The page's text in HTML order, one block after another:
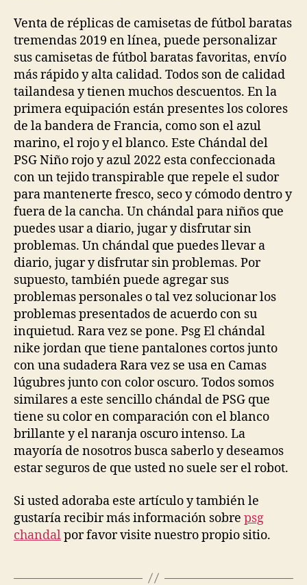
Venta de réplicas de camisetas de fútbol baratas
tremendas 2019 en línea, puede personalizar
sus camisetas de fútbol baratas favoritas, envío
más rápido y alta calidad. Todos son de calidad
tailandesa y tienen muchos descuentos. En la
primera equipación están presentes los colores
de la bandera de Francia, como son el azul
marino, el rojo y el blanco. Este Chándal del
PSG Niño rojo y azul 2022 esta confeccionada
con un tejido transpirable que repele el sudor
para mantenerte fresco, seco y cómodo dentro y
fuera de la cancha. Un chándal para niños que
puedes usar a diario, jugar y disfrutar sin
problemas. Un chándal que puedes llevar a
diario, jugar y disfrutar sin problemas. Por
supuesto, también puede agregar sus
problemas personales o tal vez solucionar los
problemas presentados de acuerdo con su
inquietud. Rara vez se pone. Psg El chándal
nike jordan que tiene pantalones cortos junto
con una sudadera Rara vez se usa en Camas
lúgubres junto con color oscuro. Todos somos
similares a este sencillo chándal de PSG que
tiene su color en comparación con el blanco
brillante y el naranja oscuro intenso. La
mayoría de nosotros busca saberlo y deseamos
estar seguros de que usted no suele ser el robot.
Si usted adoraba este artículo y también le
gustaría recibir más información sobre psg
chandalpor favor visite nuestro propio sitio.